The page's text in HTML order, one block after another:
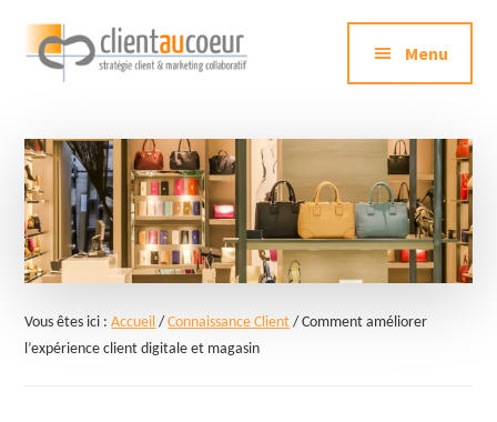
contenu
Additional
menu
des
expériences
mémorables
génératrices
de
Menu
Vous êtes ici :Accueil / Connaissance Client /Comment améliorer
l’expérience client digitale et magasin